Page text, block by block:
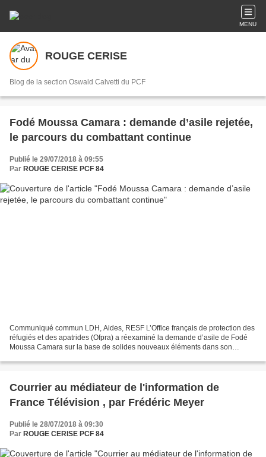
MENU
ROUGE CERISE
Blog de la section Oswald Calvetti du PCF
Fodé Moussa Camara : demande d’asile rejetée,
le parcours du combattant continue
Publié le 29/07/2018 à 09:55
Par ROUGE CERISE PCF 84
Communiqué commun LDH, Aides, RESF L’Office français de protection des
réfugiés et des apatrides (Ofpra) a réexaminé la demande d’asile de Fodé
Moussa Camara sur la base de solides nouveaux éléments dans son
Courrier au médiateur de l'information de
France Télévision , par Frédéric Meyer
Publié le 28/07/2018 à 09:30
Par ROUGE CERISE PCF 84